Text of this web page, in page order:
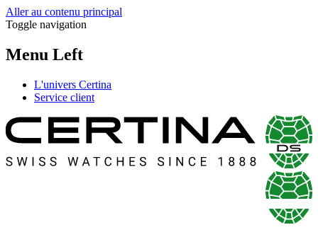
Aller au contenu principal
Toggle navigation
Menu Left
L'univers Certina
Service client